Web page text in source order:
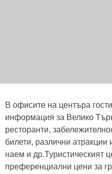
В офисите на центъра
информация за Велико
ресторанти,
билети, различни атракции
наем и др.Туристическият
преференциални цени за